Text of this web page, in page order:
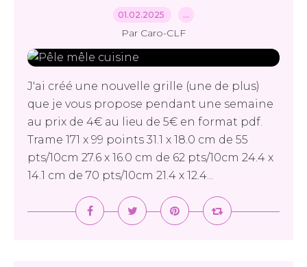
01.02.2025 …
Par Caro-CLF
J'ai créé une nouvelle grille (une de plus)
que je vous propose pendant une semaine
au prix de 4€ au lieu de 5€ en format pdf.
Trame 171 x 99 points 31.1 x 18.0 cm de 55
pts/10cm 27.6 x 16.0 cm de 62 pts/10cm 24.4 x
14.1 cm de 70 pts/10cm 21.4 x 12.4...